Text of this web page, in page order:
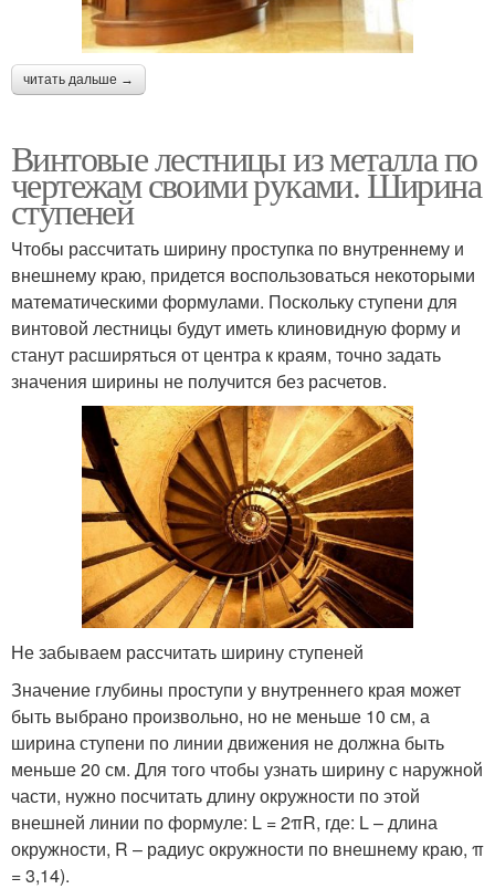
читать дальше →
Винтовые лестницы из металла по
чертежам своими руками. Ширина
ступеней
Чтобы рассчитать ширину проступка по внутреннему и
внешнему краю, придется воспользоваться некоторыми
математическими формулами. Поскольку ступени для
винтовой лестницы будут иметь клиновидную форму и
станут расширяться от центра к краям, точно задать
значения ширины не получится без расчетов.
Не забываем рассчитать ширину ступеней
Значение глубины проступи у внутреннего края может
быть выбрано произвольно, но не меньше 10 см, а
ширина ступени по линии движения не должна быть
меньше 20 см. Для того чтобы узнать ширину с наружной
части, нужно посчитать длину окружности по этой
внешней линии по формуле: L = 2πR, где: L – длина
окружности, R – радиус окружности по внешнему краю, π
= 3,14).